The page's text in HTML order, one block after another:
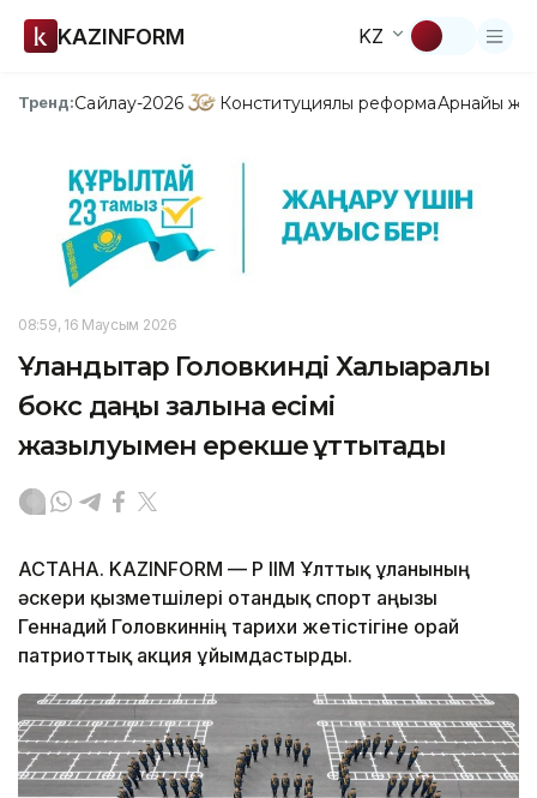
KAZINFORM KZ
Тренд:Сайлау-2026 Конституциялық реформаАрнайы
08:59, 16 Маусым 2026
Ұландықтар Головкинді Халықаралық
бокс даңқы залына есімі
жазылуымен ерекше құттықтады
АСТАНА. KAZINFORM — ҚР ІІМ Ұлттық ұланының
әскери қызметшілері отандық спорт аңызы
Геннадий Головкиннің тарихи жетістігіне орай
патриоттық акция ұйымдастырды.